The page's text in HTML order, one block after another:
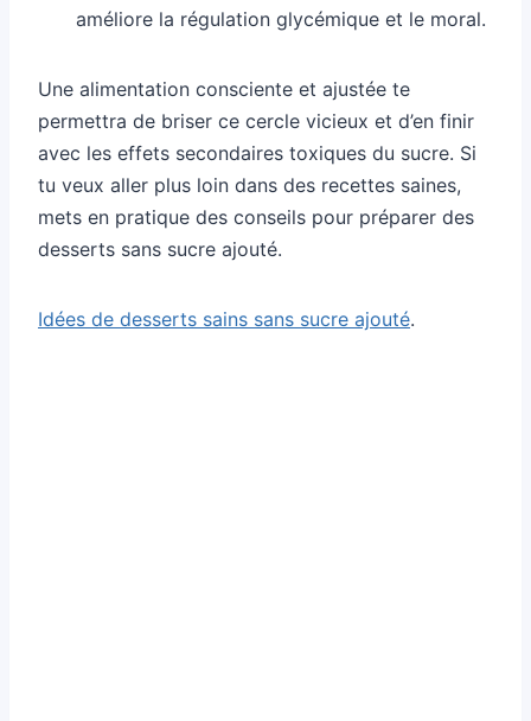
améliore la régulation glycémique et le moral.
Une alimentation consciente et ajustée te
permettra de briser ce cercle vicieux et d’en finir
avec les effets secondaires toxiques du sucre. Si
tu veux aller plus loin dans des recettes saines,
mets en pratique des conseils pour préparer des
desserts sans sucre ajouté.
Idées de desserts sains sans sucre ajouté.